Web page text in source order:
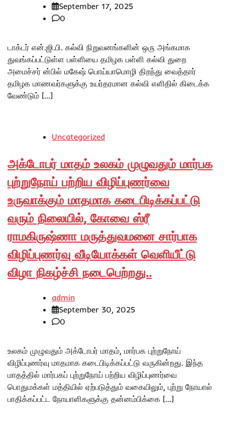
September 17, 2025
0
டாக்டர் என்.ஜி.பி. கல்வி நிறுவனங்களின் ஒரு அங்கமாக
துவங்கப்பட்டுள்ள பள்ளியை தமிழக பள்ளி கல்வி துறை
அமைச்சர் ன்பில் மகேஷ் பொய்யாமொழி திறந்து வைத்தார்
தமிழக மாணவர்களுக்கு உயர்தரமான கல்வி எளிதில் கிடைக்க
வேண்டும் […]
Uncategorized
அக்டோபர் மாதம் உலகம் முழுவதும் மார்பக
புற்றுநோய் பற்றிய விழிப்புணர்வை
உருவாக்கும் மாதமாக கடைபிடிக்கப்பட்டு
வரும் நிலையில், கோவை ஸ்ரீ
ராமகிருஷ்ணா மருத்துவமனை சார்பாக
விழிப்புணர்வு வீடியோக்கள் வெளியீட்டு
விழா நிகழ்ச்சி நடைபெற்றது..
admin
September 30, 2025
0
உலகம் முழுவதும் அக்டோபர் மாதம், மார்பக புற்றுநோய்
விழிப்புணர்வு மாதமாக கடைபிடிக்கப்பட்டு வருகின்றது. இந்த
மாதத்தில் மார்பகப் புற்றுநோய் பற்றிய விழிப்புணர்வை
பொதுமக்கள் மத்தியில் ஏற்படுத்தும் வகையிலும், புற்று நோயால்
பாதிக்கப்பட்ட நோயாளிகளுக்கு தன்னம்பிக்கை […]